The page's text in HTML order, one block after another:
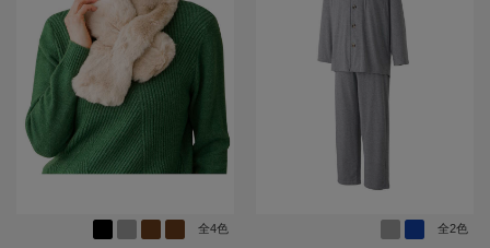
全4色 全2色